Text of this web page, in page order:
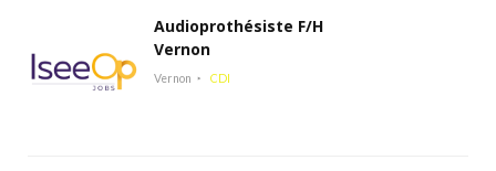
Audioprothésiste F/H
Vernon
Vernon CDI